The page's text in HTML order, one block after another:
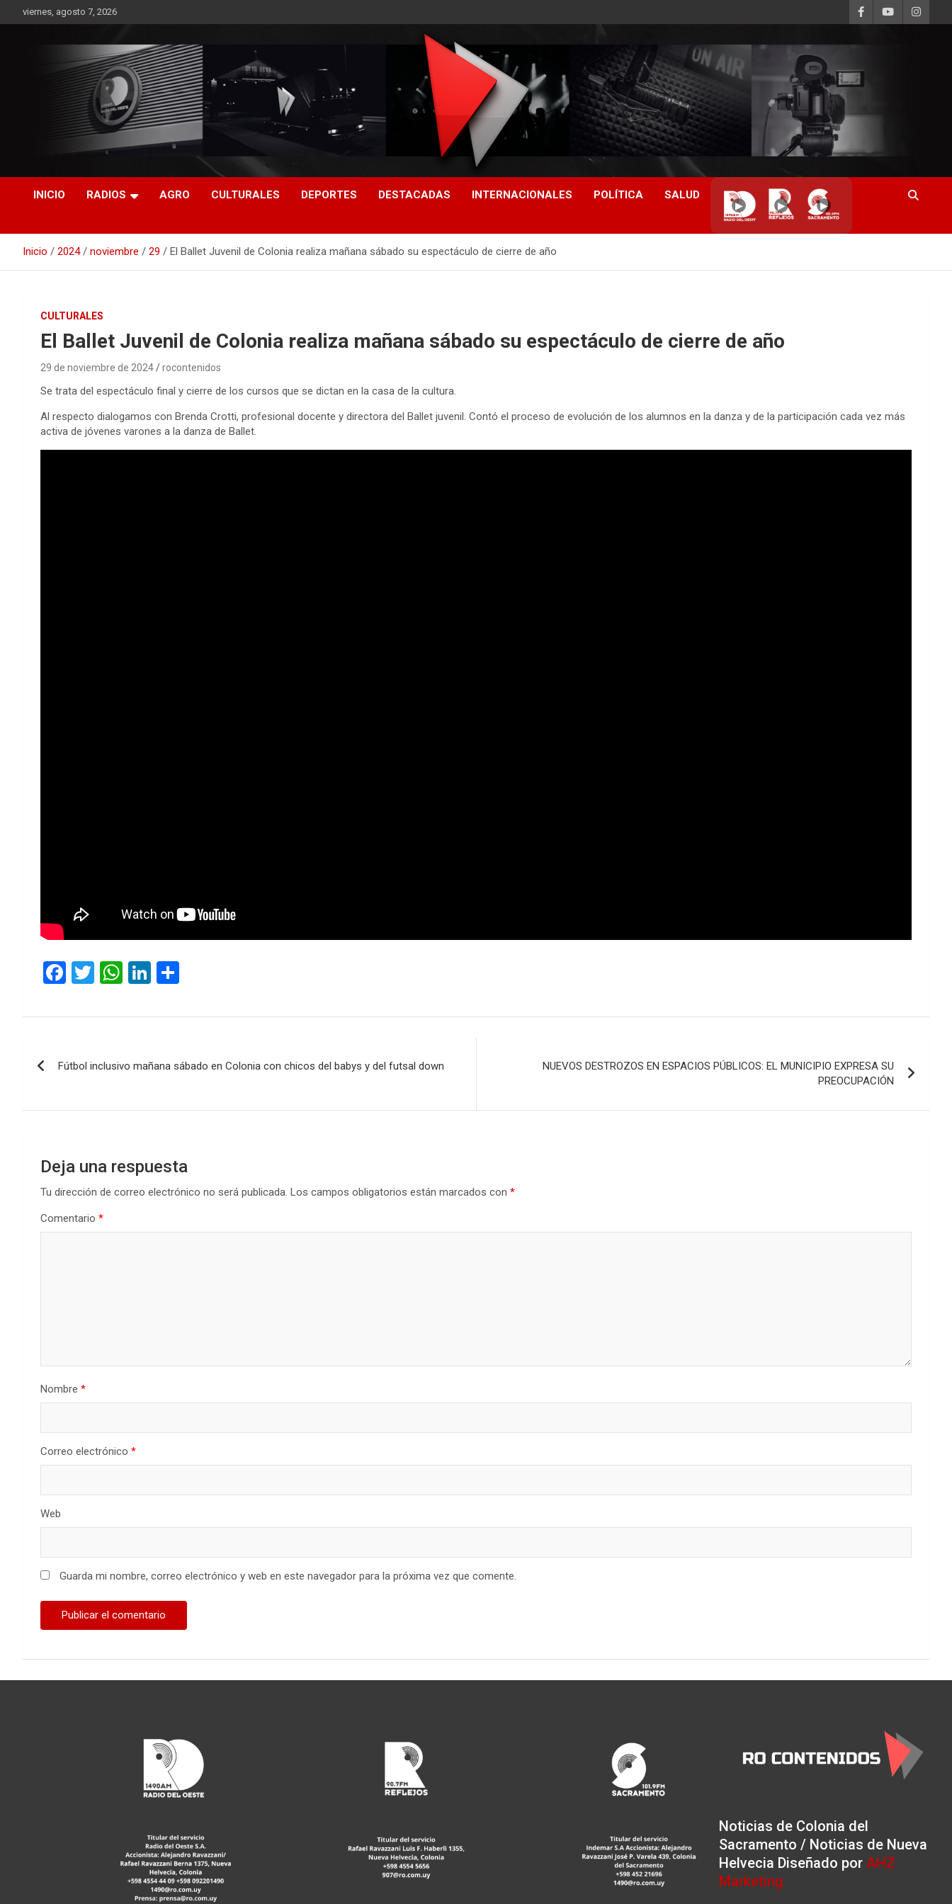
al
viernes, agosto 7, 2026
RO CONTENIDOS
INICIO RADIOS AGRO CULTURALES DEPORTES DESTACADAS INTERNACIONALES POLÍTICA SALUD
▶ ▶ ▶
Inicio 2024 noviembre 29 El Ballet Juvenil de Colonia realiza mañana sábado su espectáculo de cierre de año
CULTURALES
El Ballet Juvenil de Colonia realiza mañana sábado su espectáculo de cierre de año
29 de noviembre de 2024 rocontenidos
Se trata del espectáculo final y cierre de los cursos que se dictan en la casa de la cultura.
Al respecto dialogamos con Brenda Crotti, profesional docente y directora del Ballet juvenil. Contó el proceso de evolución de los alumnos en la danza y de la participación cada vez más
activa de jóvenes varones a la danza de Ballet.
F
ce
o
k
T
tt
W
at
A
p
Li
ke
n
m
ar
entradas
Fútbol inclusivo mañana sábado en Colonia con chicos del babys y del futsal down
NUEVOS DESTROZOS EN ESPACIOS PÚBLICOS: EL MUNICIPIO EXPRESA SU
PREOCUPACIÓN
Deja una respuesta
Tu dirección de correo electrónico no será publicada. Los campos obligatorios están marcados con *
Comentario *
Nombre *
Correo electrónico *
Web
Guarda mi nombre, correo electrónico y web en este navegador para la próxima vez que comente.
Noticias de Colonia del
Sacramento / Noticias de Nueva
Helvecia Diseñado por AHZ
Marketing